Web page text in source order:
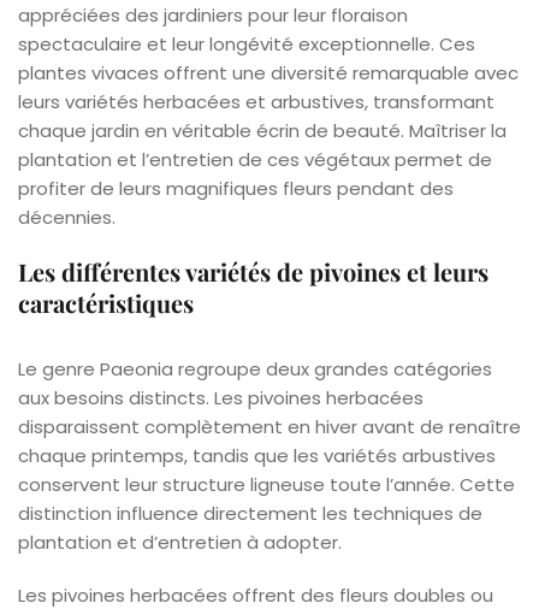
appréciées des jardiniers pour leur floraison
spectaculaire et leur longévité exceptionnelle. Ces
plantes vivaces offrent une diversité remarquable avec
leurs variétés herbacées et arbustives, transformant
chaque jardin en véritable écrin de beauté. Maîtriser la
plantation et l’entretien de ces végétaux permet de
profiter de leurs magnifiques fleurs pendant des
décennies.
Les différentes variétés de pivoines et leurs
caractéristiques
Le genre Paeonia regroupe deux grandes catégories
aux besoins distincts. Les pivoines herbacées
disparaissent complètement en hiver avant de renaître
chaque printemps, tandis que les variétés arbustives
conservent leur structure ligneuse toute l’année. Cette
distinction influence directement les techniques de
plantation et d’entretien à adopter.
Les pivoines herbacées offrent des fleurs doubles ou